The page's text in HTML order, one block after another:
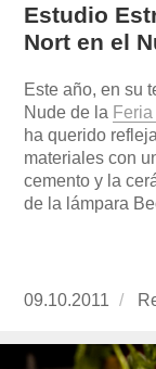
Estudio
Nort en el
Este año, en su
Nude de la
ha querido
materiales con
cemento y la
de la lámpara
Publicado
09.10.2011